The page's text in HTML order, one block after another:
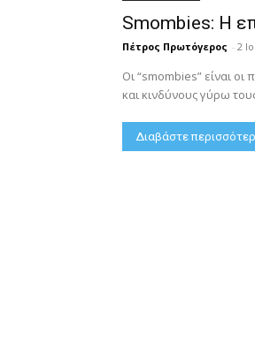
Smombies: Η
Πέτρος Πρωτόγερος - 2
Οι “smombies” είναι
και κινδύνους γύρω
Διαβάστε